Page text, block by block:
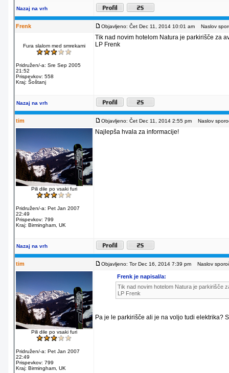
Nazaj na vrh
Frenk Objavljeno: Čet Dec 11, 2014 10:01 am Naslov
Fura slalom med smrekami
Pridružen/-a: Sre Sep 2005
21:52
Prispevkov: 558
Kraj: Šoštanj
Tik nad novim hotelom Natura je parkirišče za
LP Frenk
Nazaj na vrh
tim Objavljeno: Čet Dec 11, 2014 2:55 pm Naslov
Pili dile po vsaki furi
Pridružen/-a: Pet Jan 2007
22:49
Prispevkov: 799
Kraj: Birmingham, UK
Najlepša hvala za informacije!
Nazaj na vrh
tim Objavljeno: Tor Dec 16, 2014 7:39 pm Naslov
Pili dile po vsaki furi
Pridružen/-a: Pet Jan 2007
22:49
Prispevkov: 799
Kraj: Birmingham, UK
Frenk je napisal/a:
Tik nad novim hotelom Natura je parkirišče
LP Frenk
Pa je le parkirišče ali je na voljo tudi elektrika?